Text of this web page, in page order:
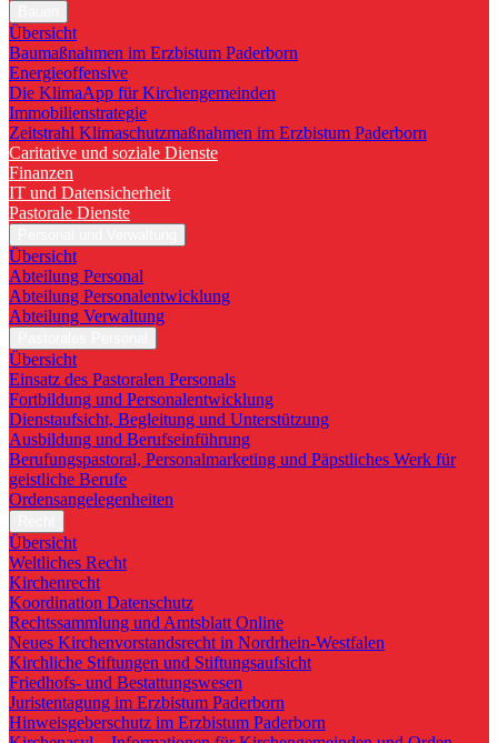
Übersicht
Baumaßnahmen im Erzbistum Paderborn
Energieoffensive
Die KlimaApp für Kirchengemeinden
Immobilienstrategie
Zeitstrahl Klimaschutzmaßnahmen im Erzbistum Paderborn
Caritative und soziale Dienste
Finanzen
IT und Datensicherheit
Pastorale Dienste
Übersicht
Abteilung Personal
Abteilung Personalentwicklung
Abteilung Verwaltung
Übersicht
Einsatz des Pastoralen Personals
Fortbildung und Personalentwicklung
Dienstaufsicht, Begleitung und Unterstützung
Ausbildung und Berufseinführung
Berufungspastoral, Personalmarketing und Päpstliches Werk für
geistliche Berufe
Ordensangelegenheiten
Übersicht
Weltliches Recht
Kirchenrecht
Koordination Datenschutz
Rechtssammlung und Amtsblatt Online
Neues Kirchenvorstandsrecht in Nordrhein-Westfalen
Kirchliche Stiftungen und Stiftungsaufsicht
Friedhofs- und Bestattungswesen
Juristentagung im Erzbistum Paderborn
Hinweisgeberschutz im Erzbistum Paderborn